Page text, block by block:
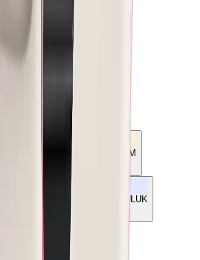
GENEL ÖZELLİKLER DONANIM
UYUMLULUK